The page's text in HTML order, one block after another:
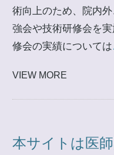
術向上のため、院内
強会や技術研修会を
修会の実績については
VIEW MORE
本サイトは医